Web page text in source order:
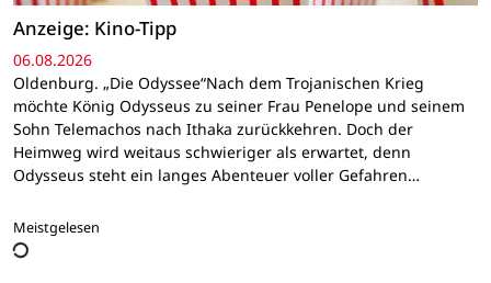
Anzeige: Kino-Tipp
06.08.2026
Oldenburg. „Die Odyssee“Nach dem Trojanischen Krieg
möchte König Odysseus zu seiner Frau Penelope und seinem
Sohn Telemachos nach Ithaka zurückkehren. Doch der
Heimweg wird weitaus schwieriger als erwartet, denn
Odysseus steht ein langes Abenteuer voller Gefahren…
Meistgelesen